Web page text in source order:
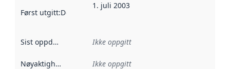
Først utgitt:Denne datoen sier når dataene i dette
1. juli 2003
Sist oppdatert Ikke oppgitt
Nøyaktighet Ikke oppgitt